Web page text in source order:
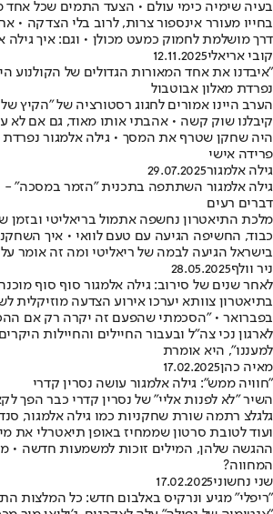
בעיה שימיה כימי עולם • הצעד התמים שכל
בחייו מעורר אינספור צרות, לרוב בלי הצדקה •
דרך מושלמת לחמוק כמעט מכולן • וגם: איך גילה
קובי אריאלי12.11.2025
"איבדנו את אחד המאורות הגדולים של הקולנוע
נפרדת מאלון אבוטבול
הערב היינו אמורים לחגוג רסטורציה של "הקיץ
קיבלנו שוק קשה • אהבתי אותו מאוד, גם אם לא
היה שחקן שטרף את המסך • גילה אלמגור נפרדת
פרידה אישי
גילה אלמגור29.07.2025
גילה אלמגור השתתפה בתכנית "הזמר במסכה" -
דברים רעים
מלכת התיאטרון נחשפה אתמול בריאליטי ובזמן
כבוד, החשיפה הגיעה עם טעם לוואי • איך
בישראל הגיעה לבמה של ריאליטי ומה זה אומר
ניר וולף28.05.2025
לאחר שנים של סירוב: גילה אלמגור סוף סוף
בפברואר • "הסכמתי שהפעם זה יקרה רק אם
לארגון נכי צה"ל ובעבור החיילים והחיילות
למעננו", היא אומרת
מאיה כהן17.02.2025
"חוויה ממש": גילה אלמגור עושה נסרין קדרי
השיר "לא לפנות אליי" של נסרין קדרי כבר הפך
גלגלצ רתמה שורת שחקניות כמו גילה אלמגור,
ועוד לטובת סרטון שממחיז באופן תיאטרלי את
ההגשה שלהן, המילים זוכות למשמעות חדשה •
המחווה?
שני נחשוני17.02.2025
"ריפלי" מגיע ונרקיס באלבום חדש: כל המלצות